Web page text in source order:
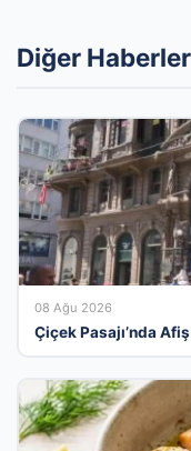
Diğer Haberler
08 Ağu 2026
Çiçek Pasajı’nda